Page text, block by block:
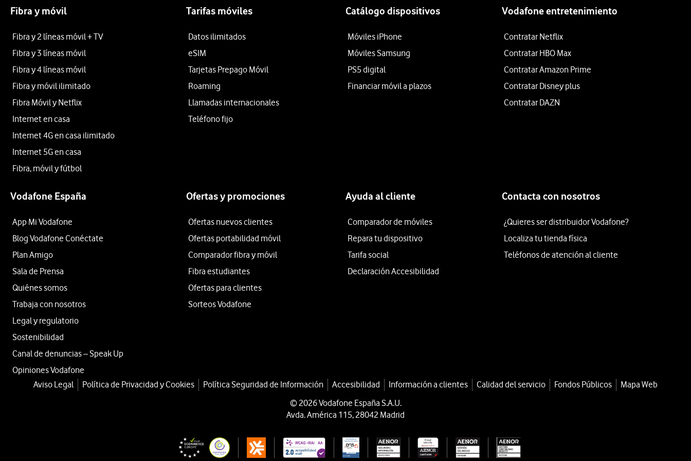
Fibra y móvil
Fibra y 2 líneas móvil + TV
Fibra y 3 líneas móvil
Fibra y 4 líneas móvil
Fibra y móvil ilimitado
Fibra Móvil y Netflix
Internet en casa
Internet 4G en casa ilimitado
Internet 5G en casa
Fibra, móvil y fútbol
Tarifas móviles
Datos ilimitados
eSIM
Tarjetas Prepago Móvil
Roaming
Llamadas internacionales
Teléfono fijo
Catálogo dispositivos
Móviles iPhone
Móviles Samsung
PS5 digital
Financiar móvil a plazos
Vodafone entretenimiento
Contratar Netflix
Contratar HBO Max
Contratar Amazon Prime
Contratar Disney plus
Contratar DAZN
Vodafone España
App Mi Vodafone
Blog Vodafone Conéctate
Plan Amigo
Sala de Prensa
Quiénes somos
Trabaja con nosotros
Legal y regulatorio
Sostenibilidad
Canal de denuncias – Speak Up
Opiniones Vodafone
Ofertas y promociones
Ofertas nuevos clientes
Ofertas portabilidad móvil
Comparador fibra y móvil
Fibra estudiantes
Ofertas para clientes
Sorteos Vodafone
Ayuda al cliente
Comparador de móviles
Repara tu dispositivo
Tarifa social
Declaración Accesibilidad
Contacta con nosotros
¿Quieres ser distribuidor Vodafone?
Localiza tu tienda física
Teléfonos de atención al cliente
Aviso Legal Política de Privacidad y Cookies Política Seguridad de Información Accesibilidad Información a clientes Calidad del servicio Fondos Públicos
Mapa Web
© 2026 Vodafone España S.A.U.
Avda. América 115, 28042 Madrid